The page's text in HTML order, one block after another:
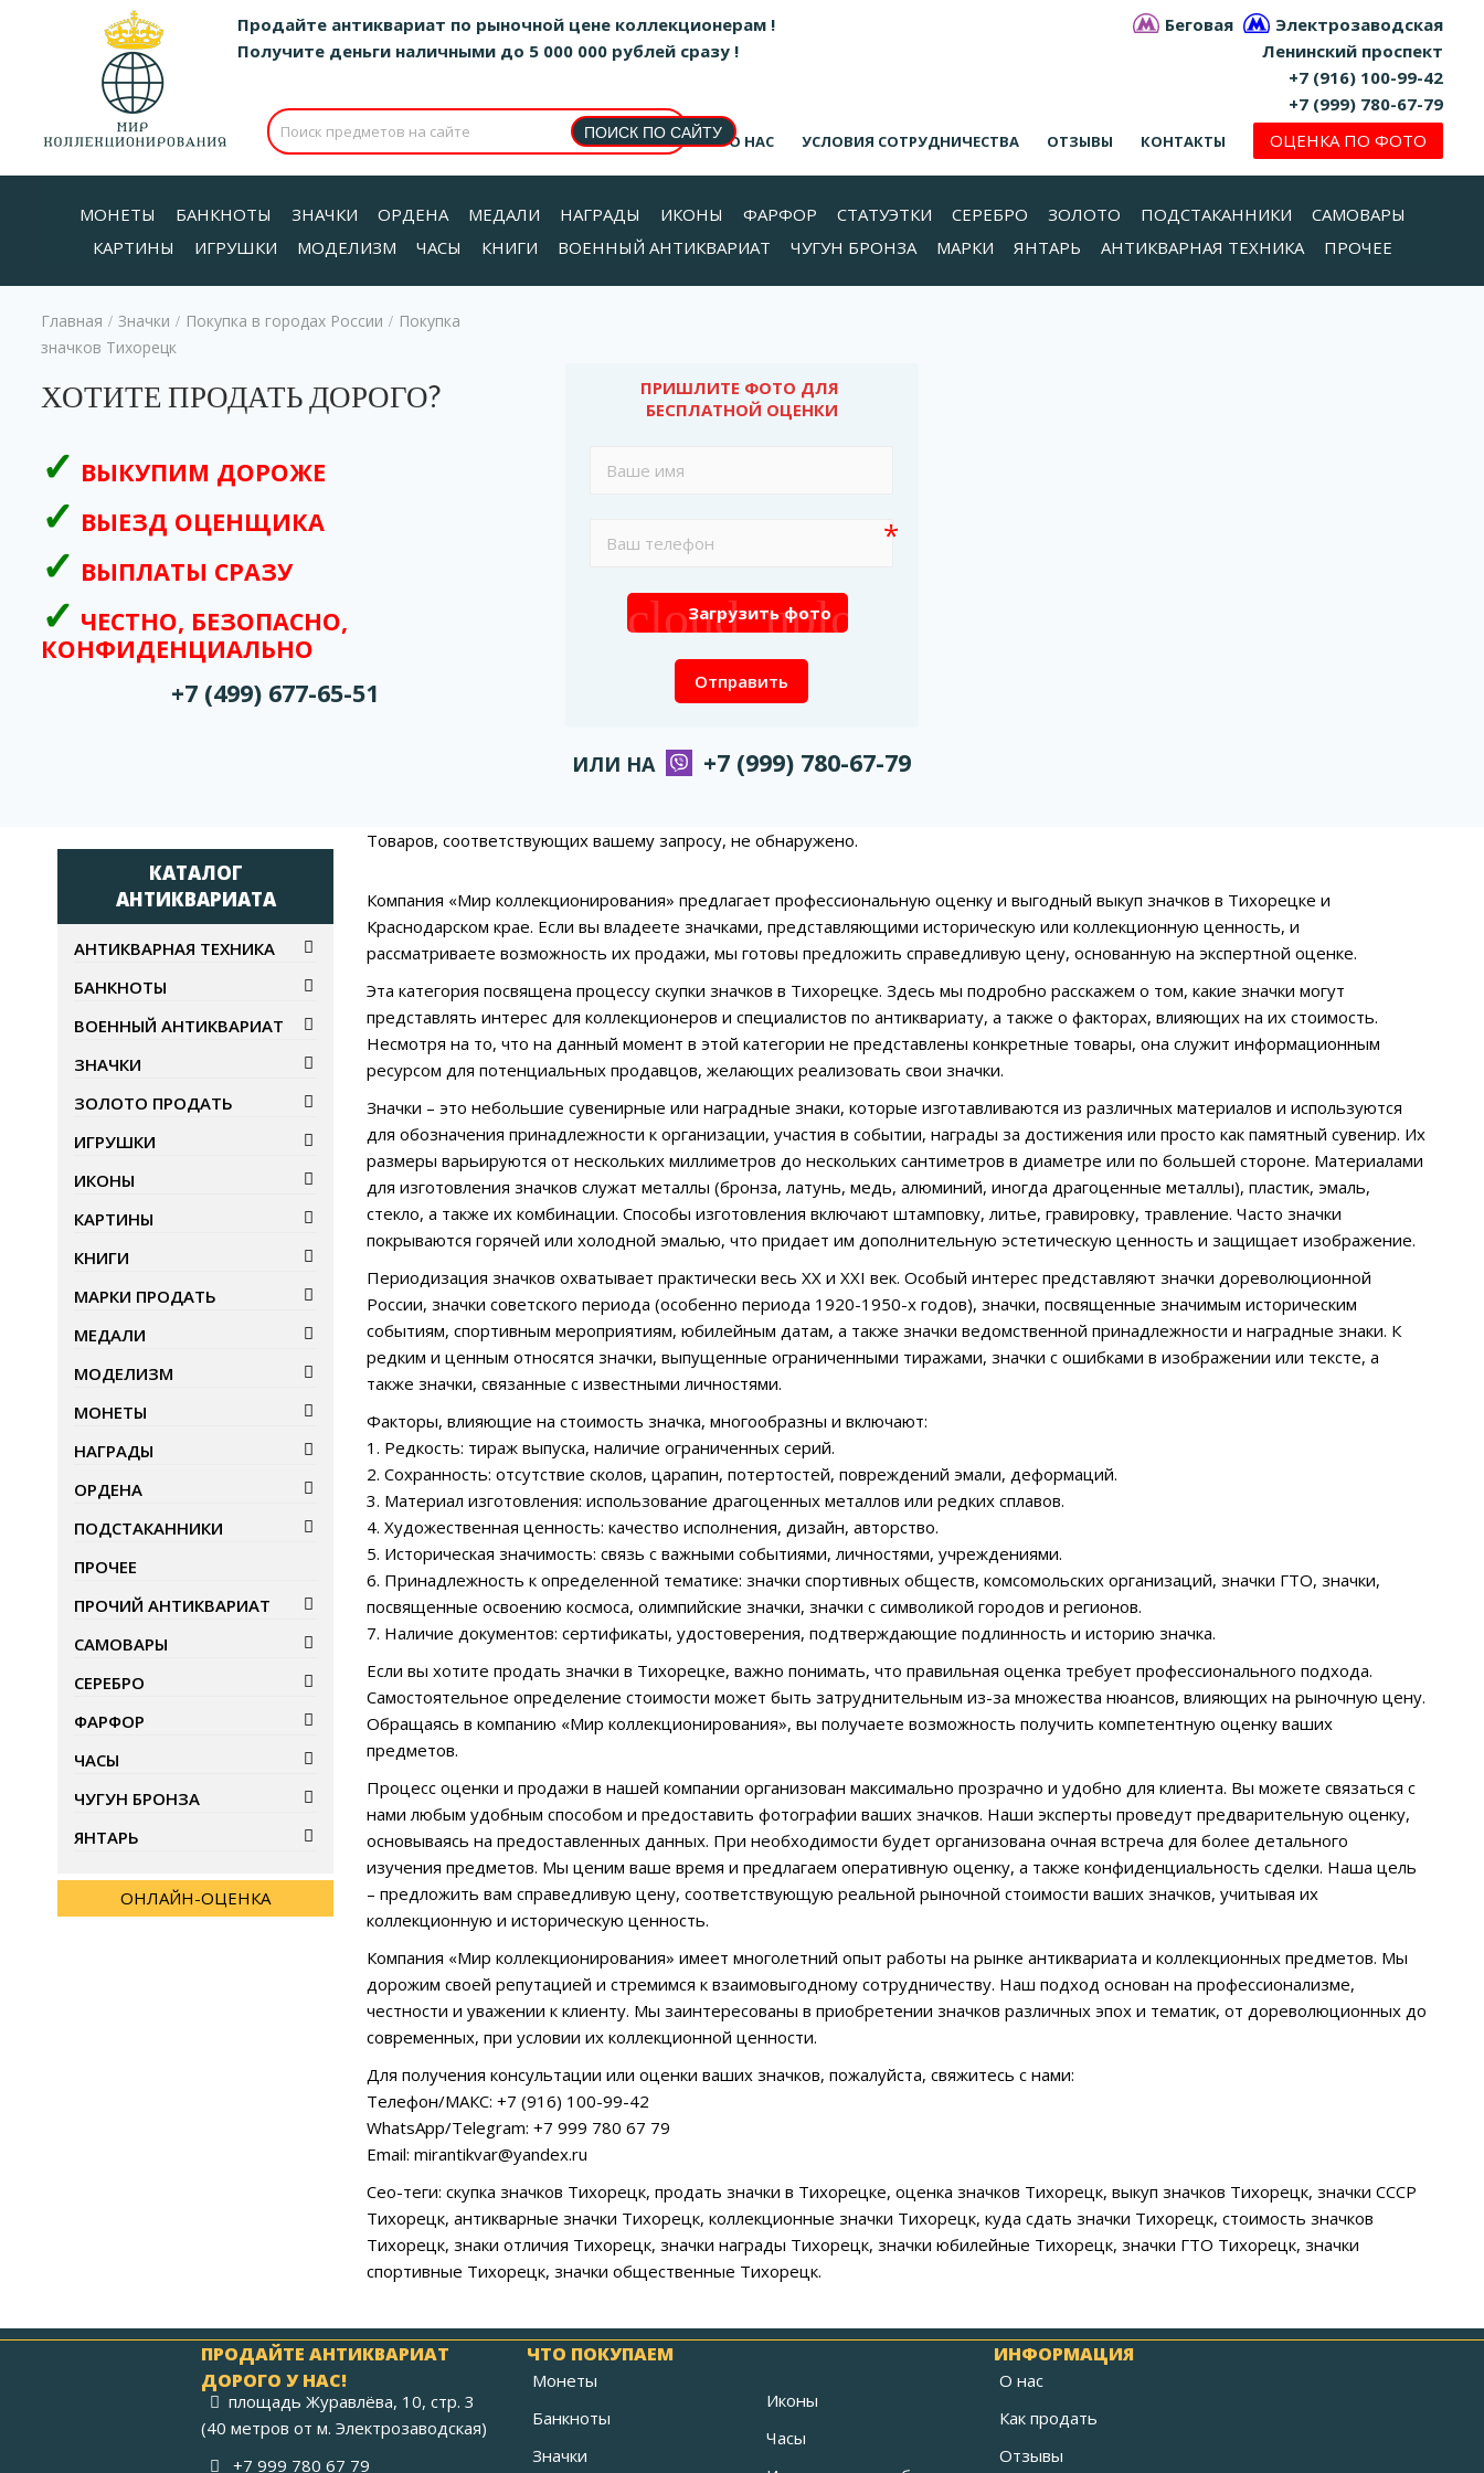
Продайте антиквариат по рыночной цене коллекционерам ! Беговая
Электрозаводская
Получите деньги наличными до 5 000 000 рублей сразу !
Ленинский проспект
+7 (916) 100-99-42
+7 (999) 780-67-79
О НАС УСЛОВИЯ СОТРУДНИЧЕСТВА ОТЗЫВЫ КОНТАКТЫ ОЦЕНКА ПО ФОТО
МОНЕТЫ БАНКНОТЫ ЗНАЧКИ ОРДЕНА МЕДАЛИ НАГРАДЫ ИКОНЫ ФАРФОР СТАТУЭТКИ СЕРЕБРО ЗОЛОТО ПОДСТАКАННИКИ
САМОВАРЫ
КАРТИНЫ
ИГРУШКИ МОДЕЛИЗМ ЧАСЫ КНИГИ ВОЕННЫЙ АНТИКВАРИАТ ЧУГУН БРОНЗА МАРКИ ЯНТАРЬ АНТИКВАРНАЯ ТЕХНИКА ПРОЧЕЕ
Главная / Значки / Покупка в городах России / Покупка
значков Тихорецк
ХОТИТЕ ПРОДАТЬ ДОРОГО?
ВЫКУПИМ ДОРОЖЕ
ВЫЕЗД ОЦЕНЩИКА
ВЫПЛАТЫ СРАЗУ
ЧЕСТНО, БЕЗОПАСНО,
КОНФИДЕНЦИАЛЬНО
+7 (499) 677-65-51
ПРИШЛИТЕ ФОТО ДЛЯ
БЕСПЛАТНОЙ ОЦЕНКИ
cloud_upload
Загрузить фото
Отправить
ИЛИ НА +7 (999) 780-67-79
Товаров, соответствующих вашему запросу, не обнаружено.
Компания «Мир коллекционирования» предлагает профессиональную оценку и выгодный выкуп значков в Тихорецке и
Краснодарском крае. Если вы владеете значками, представляющими историческую или коллекционную ценность, и
рассматриваете возможность их продажи, мы готовы предложить справедливую цену, основанную на экспертной оценке.
Эта категория посвящена процессу скупки значков в Тихорецке. Здесь мы подробно расскажем о том, какие значки могут
представлять интерес для коллекционеров и специалистов по антиквариату, а также о факторах, влияющих на их стоимость.
Несмотря на то, что на данный момент в этой категории не представлены конкретные товары, она служит информационным
ресурсом для потенциальных продавцов, желающих реализовать свои значки.
Значки – это небольшие сувенирные или наградные знаки, которые изготавливаются из различных материалов и используются
для обозначения принадлежности к организации, участия в событии, награды за достижения или просто как памятный сувенир. Их
размеры варьируются от нескольких миллиметров до нескольких сантиметров в диаметре или по большей стороне. Материалами
для изготовления значков служат металлы (бронза, латунь, медь, алюминий, иногда драгоценные металлы), пластик, эмаль,
стекло, а также их комбинации. Способы изготовления включают штамповку, литье, гравировку, травление. Часто значки
покрываются горячей или холодной эмалью, что придает им дополнительную эстетическую ценность и защищает изображение.
Периодизация значков охватывает практически весь XX и XXI век. Особый интерес представляют значки дореволюционной
России, значки советского периода (особенно периода 1920-1950-х годов), значки, посвященные значимым историческим
событиям, спортивным мероприятиям, юбилейным датам, а также значки ведомственной принадлежности и наградные знаки. К
редким и ценным относятся значки, выпущенные ограниченными тиражами, значки с ошибками в изображении или тексте, а
также значки, связанные с известными личностями.
Факторы, влияющие на стоимость значка, многообразны и включают:
1. Редкость: тираж выпуска, наличие ограниченных серий.
2. Сохранность: отсутствие сколов, царапин, потертостей, повреждений эмали, деформаций.
3. Материал изготовления: использование драгоценных металлов или редких сплавов.
4. Художественная ценность: качество исполнения, дизайн, авторство.
5. Историческая значимость: связь с важными событиями, личностями, учреждениями.
6. Принадлежность к определенной тематике: значки спортивных обществ, комсомольских организаций, значки ГТО, значки,
посвященные освоению космоса, олимпийские значки, значки с символикой городов и регионов.
7. Наличие документов: сертификаты, удостоверения, подтверждающие подлинность и историю значка.
Если вы хотите продать значки в Тихорецке, важно понимать, что правильная оценка требует профессионального подхода.
Самостоятельное определение стоимости может быть затруднительным из-за множества нюансов, влияющих на рыночную цену.
Обращаясь в компанию «Мир коллекционирования», вы получаете возможность получить компетентную оценку ваших
предметов.
Процесс оценки и продажи в нашей компании организован максимально прозрачно и удобно для клиента. Вы можете связаться с
нами любым удобным способом и предоставить фотографии ваших значков. Наши эксперты проведут предварительную оценку,
основываясь на предоставленных данных. При необходимости будет организована очная встреча для более детального
изучения предметов. Мы ценим ваше время и предлагаем оперативную оценку, а также конфиденциальность сделки. Наша цель
– предложить вам справедливую цену, соответствующую реальной рыночной стоимости ваших значков, учитывая их
коллекционную и историческую ценность.
Компания «Мир коллекционирования» имеет многолетний опыт работы на рынке антиквариата и коллекционных предметов. Мы
дорожим своей репутацией и стремимся к взаимовыгодному сотрудничеству. Наш подход основан на профессионализме,
честности и уважении к клиенту. Мы заинтересованы в приобретении значков различных эпох и тематик, от дореволюционных до
современных, при условии их коллекционной ценности.
Для получения консультации или оценки ваших значков, пожалуйста, свяжитесь с нами:
Телефон/МАКС: +7 (916) 100-99-42
WhatsApp/Telegram: +7 999 780 67 79
Email: mirantikvar@yandex.ru
Сео-теги: скупка значков Тихорецк, продать значки в Тихорецке, оценка значков Тихорецк, выкуп значков Тихорецк, значки СССР
Тихорецк, антикварные значки Тихорецк, коллекционные значки Тихорецк, куда сдать значки Тихорецк, стоимость значков
Тихорецк, знаки отличия Тихорецк, значки награды Тихорецк, значки юбилейные Тихорецк, значки ГТО Тихорецк, значки
спортивные Тихорецк, значки общественные Тихорецк.
КАТАЛОГ
АНТИКВАРИАТА
АНТИКВАРНАЯ ТЕХНИКА
БАНКНОТЫ
ВОЕННЫЙ АНТИКВАРИАТ
ЗНАЧКИ
ЗОЛОТО ПРОДАТЬ
ИГРУШКИ
ИКОНЫ
КАРТИНЫ
КНИГИ
МАРКИ ПРОДАТЬ
МЕДАЛИ
МОДЕЛИЗМ
МОНЕТЫ
НАГРАДЫ
ОРДЕНА
ПОДСТАКАННИКИ
ПРОЧЕЕ
ПРОЧИЙ АНТИКВАРИАТ
САМОВАРЫ
СЕРЕБРО
ФАРФОР
ЧАСЫ
ЧУГУН БРОНЗА
ЯНТАРЬ
ОНЛАЙН-ОЦЕНКА
ПРОДАЙТЕ АНТИКВАРИАТ
ДОРОГО У НАС!
площадь Журавлёва, 10, стр. 3
(40 метров от м. Электрозаводская)
+7 999 780 67 79
ЧТО ПОКУПАЕМ
Монеты
Банкноты
Значки
Иконы
Часы
ИНФОРМАЦИЯ
О нас
Как продать
Отзывы